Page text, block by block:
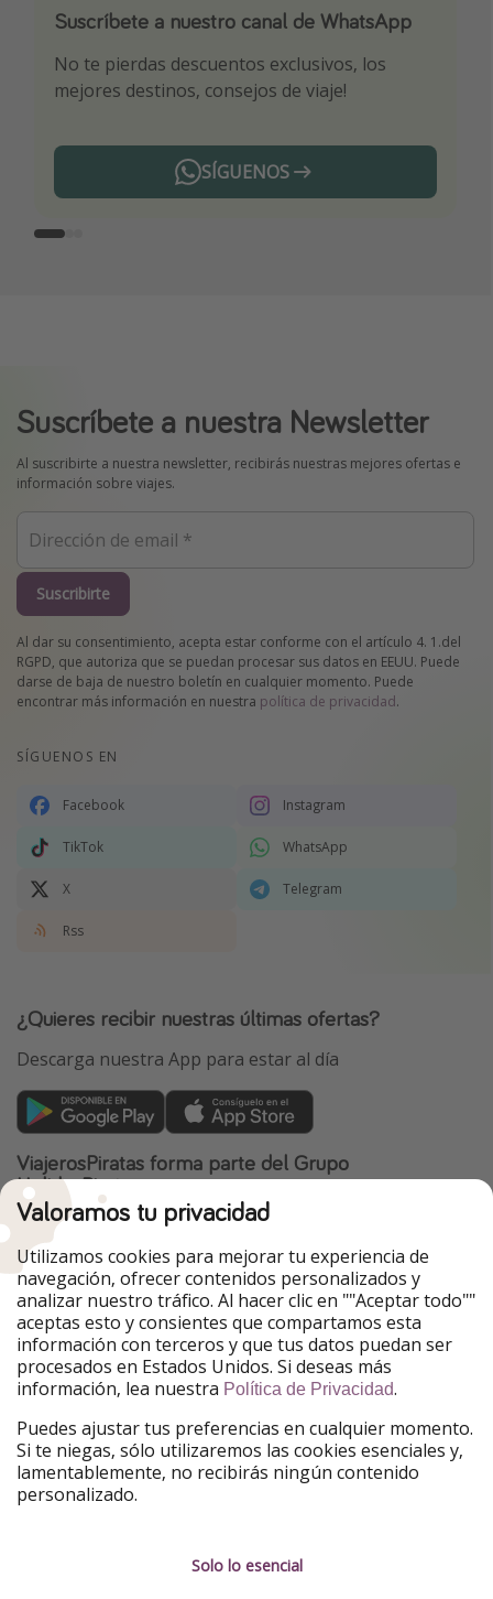
Suscríbete a nuestro canal de WhatsApp
No te pierdas descuentos exclusivos, los
mejores destinos, consejos de viaje!
SÍGUENOS
Descarga nuestra app
Sé el primero en reservar nuestros chollazos
¡Suscríbete a nuestro canal de Telegram!
¡Recibe las mejores ofertas seleccionadas para
ti por nuestros expertos en viajes
Telegram
Suscríbete a nuestra Newsletter
Al suscribirte a nuestra newsletter, recibirás nuestras mejores ofertas e
información sobre viajes.
Suscribirte
Al dar su consentimiento, acepta estar conforme con el artículo 4. 1.del
RGPD, que autoriza que se puedan procesar sus datos en EEUU. Puede
darse de baja de nuestro boletín en cualquier momento. Puede
encontrar más información en nuestra política de privacidad.
SÍGUENOS EN
Facebook Instagram
TikTok WhatsApp
X Telegram
Rss
¿Quieres recibir nuestras últimas ofertas?
Descarga nuestra App para estar al día
ViajerosPiratas forma parte del Grupo
HolidayPirates
Nuestros mercados
PiratinViaggio
HolidayPirates
VakantiePiraten
WakacyjniPiraci
VoyagesPirates
Ferienpiraten
Urlaubspiraten
Urlaubspiraten
TravelPirates
Nuestro grupo
HolidayPirates Group
Conócenos mejor
Sobre ViajerosPiratas
Información legal
Valoramos tu privacidad
Utilizamos cookies para mejorar tu experiencia de
navegación, ofrecer contenidos personalizados y
analizar nuestro tráfico. Al hacer clic en ""Aceptar todo""
aceptas esto y consientes que compartamos esta
información con terceros y que tus datos puedan ser
procesados en Estados Unidos. Si deseas más
información, lea nuestra Política de Privacidad.
Puedes ajustar tus preferencias en cualquier momento.
Si te niegas, sólo utilizaremos las cookies esenciales y,
lamentablemente, no recibirás ningún contenido
personalizado.
Solo lo esencial